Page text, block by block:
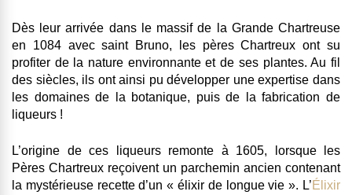
Dès leur arrivée dans le massif de la Grande Chartreuse
en 1084 avec saint Bruno, les pères Chartreux ont su
profiter de la nature environnante et de ses plantes. Au fil
des siècles, ils ont ainsi pu développer une expertise dans
les domaines de la botanique, puis de la fabrication de
liqueurs !
L’origine de ces liqueurs remonte à 1605, lorsque les
Pères Chartreux reçoivent un parchemin ancien contenant
la mystérieuse recette d’un « élixir de longue vie ». L’ Élixir